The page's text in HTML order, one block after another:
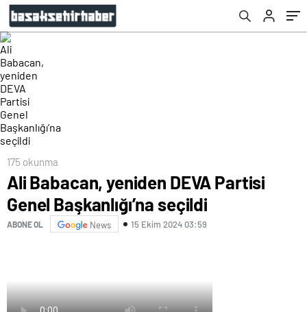
175 okunma
Ali Babacan, yeniden DEVA Partisi
Genel Başkanlığı’na seçildi
ABONE OL News 15 Ekim 2024 03:59